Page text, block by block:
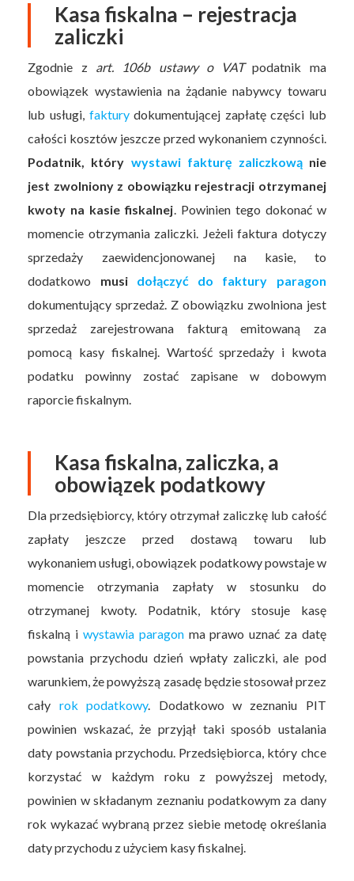
Kasa fiskalna – rejestracja
zaliczki
Zgodnie z art. 106b ustawy o VATpodatnik ma
obowiązek wystawienia na żądanie nabywcy towaru
lub usługi, fakturydokumentującej zapłatę części lub
całości kosztów jeszcze przed wykonaniem czynności.
Podatnik, który wystawi fakturę zaliczkowąnie
jest zwolniony z obowiązku rejestracji otrzymanej
kwoty na kasie fiskalnej . Powinien tego dokonać w
momencie otrzymania zaliczki. Jeżeli faktura dotyczy
sprzedaży zaewidencjonowanej na kasie, to
dodatkowo musi dołączyć do faktury paragon
dokumentujący sprzedaż. Z obowiązku zwolniona jest
sprzedaż zarejestrowana fakturą emitowaną za
pomocą kasy fiskalnej. Wartość sprzedaży i kwota
podatku powinny zostać zapisane w dobowym
raporcie fiskalnym.
Kasa fiskalna, zaliczka, a
obowiązek podatkowy
Dla przedsiębiorcy, który otrzymał zaliczkę lub całość
zapłaty jeszcze przed dostawą towaru lub
wykonaniem usługi, obowiązek podatkowy powstaje w
momencie otrzymania zapłaty w stosunku do
otrzymanej kwoty. Podatnik, który stosuje kasę
fiskalną i wystawia paragonma prawo uznać za datę
powstania przychodu dzień wpłaty zaliczki, ale pod
warunkiem, że powyższą zasadę będzie stosował przez
cały rok podatkowy. Dodatkowo w zeznaniu PIT
powinien wskazać, że przyjął taki sposób ustalania
daty powstania przychodu. Przedsiębiorca, który chce
korzystać w każdym roku z powyższej metody,
powinien w składanym zeznaniu podatkowym za dany
rok wykazać wybraną przez siebie metodę określania
daty przychodu z użyciem kasy fiskalnej.